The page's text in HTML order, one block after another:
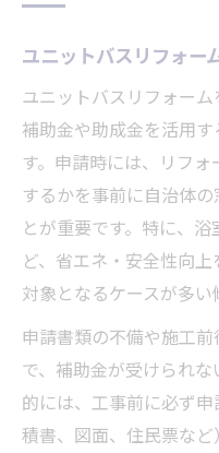
ユニットバスリフォー
ユニットバスリフォーム
補助金や助成金を活用
す。申請時には、リフ
するかを事前に自治体
とが重要です。特に、
ど、省エネ・安全性向
対象となるケースが多い
申請書類の不備や施工
で、補助金が受けられ
的には、工事前に必ず
積書、図面、住民票な